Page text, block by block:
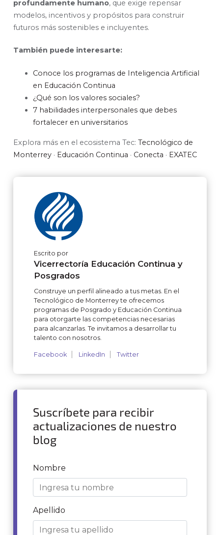
profundamente humano, que exige repensar
modelos, incentivos y propósitos para construir
futuros más sostenibles e incluyentes.
También puede interesarte:
Conoce los programas de Inteligencia Artificial
en Educación Continua
¿Qué son los valores sociales?
7 habilidades interpersonales que debes
fortalecer en universitarios
Explora más en el ecosistema Tec: Tecnológico de
Monterrey · Educación Continua · Conecta · EXATEC
Escrito por
Vicerrectoría Educación Continua y
Posgrados
Construye un perfil alineado a tus metas. En el
Tecnológico de Monterrey te ofrecemos
programas de Posgrado y Educación Continua
para otorgarte las competencias necesarias
para alcanzarlas. Te invitamos a desarrollar tu
talento con nosotros.
Facebook LinkedIn Twitter
Suscríbete para recibir
actualizaciones de nuestro
blog
Nombre
Apellido